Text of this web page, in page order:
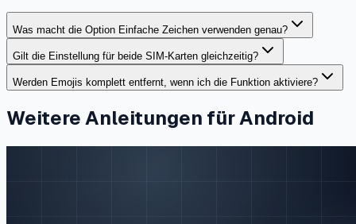
Was macht die Option Einfache Zeichen verwenden genau?
Gilt die Einstellung für beide SIM-Karten gleichzeitig?
Werden Emojis komplett entfernt, wenn ich die Funktion aktiviere?
Weitere Anleitungen für Android